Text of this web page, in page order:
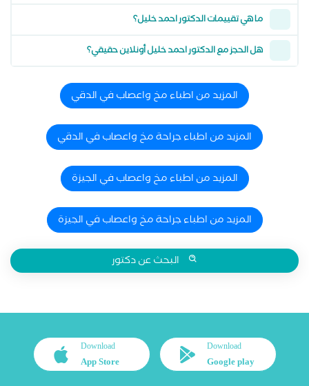
ما هي تقييمات الدكتور احمد خليل؟
هل الحجز مع الدكتور احمد خليل أونلاين حقيقي؟
المزيد من اطباء مخ واعصاب في الدقي
المزيد من اطباء جراحة مخ واعصاب في الدقي
المزيد من اطباء مخ واعصاب في الجيزة
المزيد من اطباء جراحة مخ واعصاب في الجيزة
البحث عن دكتور
Download
Google play
Download
App Store